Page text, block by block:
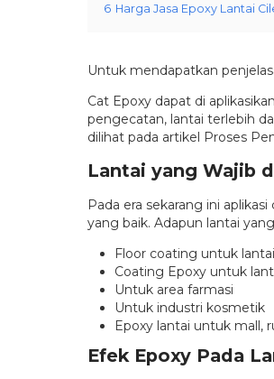
6 Harga Jasa Epoxy Lantai
Untuk mendapatkan
Cat Epoxy dapat di
pengecatan, lantai terlebih
dilihat pada artikel Proses
Lantai yang Wajib
Pada era sekarang ini
yang baik. Adapun lantai
Floor coating untuk
Coating Epoxy untuk
Untuk area farmasi
Untuk industri kosmetik
Epoxy lantai untuk mall,
Efek Epoxy Pada